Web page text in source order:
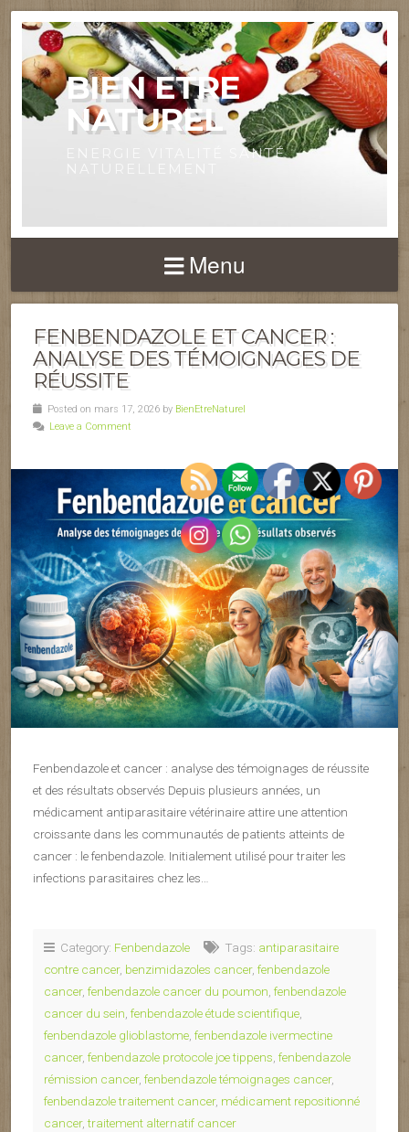
BIEN ETRE
NATUREL
ENERGIE VITALITÉ SANTÉ
Menu
FENBENDAZOLE ET CANCER :
ANALYSE DES TÉMOIGNAGES DE
RÉUSSITE
Posted on mars 17, 2026 by BienEtreNaturel
Leave a Comment
Fenbendazole et cancer : analyse des témoignages de réussite
et des résultats observés Depuis plusieurs années, un
médicament antiparasitaire vétérinaire attire une attention
croissante dans les communautés de patients atteints de
cancer : le fenbendazole. Initialement utilisé pour traiter les
infections parasitaires chez les…
Category: Fenbendazole Tags: antiparasitaire
contre cancer, benzimidazoles cancer, fenbendazole
cancer, fenbendazole cancer du poumon fenbendazole
cancer du sein fenbendazole étude scientifique
fenbendazole glioblastome fenbendazole ivermectine
cancer, fenbendazole protocole joe tippens fenbendazole
rémission cancer, fenbendazole témoignages cancer,
fenbendazole traitement cancer, médicament repositionné
cancer,traitement alternatif cancer